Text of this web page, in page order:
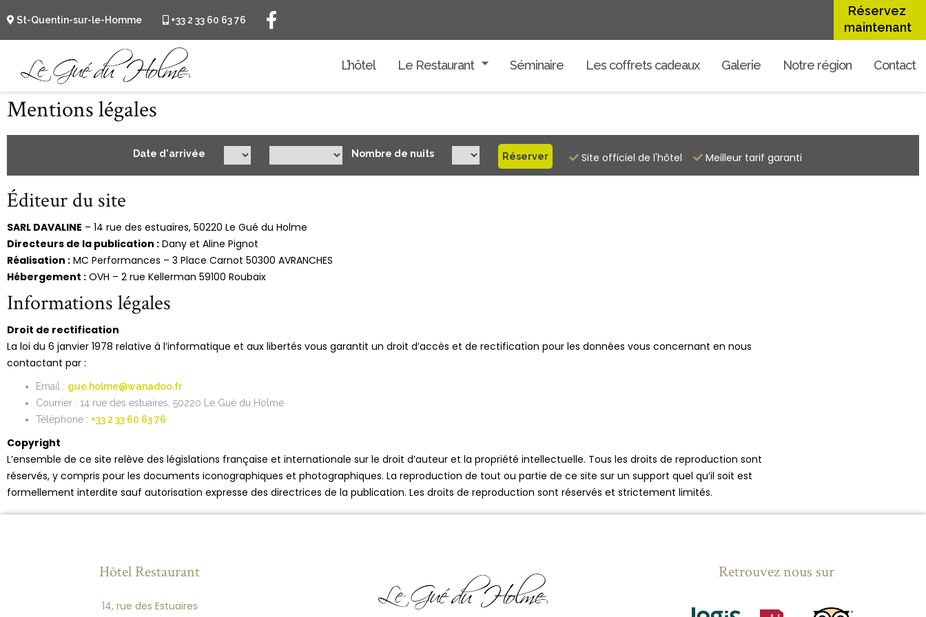
St-Quentin-sur-le-Homme +33 2 33 60 63 76
Réservez
maintenant
L’hôtel Le Restaurant Séminaire Les coffrets cadeaux Galerie Notre région Contact
Mentions légales
Date d'arrivée Nombre de nuits Site officiel de l'hôtel Meilleur tarif garanti
Éditeur du site
SARL DAVALINE – 14 rue des estuaires, 50220 Le Gué du Holme
Directeurs de la publication : Dany et Aline Pignot
Réalisation : MC Performances – 3 Place Carnot 50300 AVRANCHES
Hébergement : OVH – 2 rue Kellerman 59100 Roubaix
Informations légales
Droit de rectification
La loi du 6 janvier 1978 relative à l’informatique et aux libertés vous garantit un droit d’accès et de rectification pour les données vous concernant en nous
contactant par :
Email : gue.holme@wanadoo.fr
Courrier : 14 rue des estuaires, 50220 Le Gué du Holme
Téléphone : +33 2 33 60 63 76
Copyright
L’ensemble de ce site relève des législations française et internationale sur le droit d’auteur et la propriété intellectuelle. Tous les droits de reproduction sont
réservés, y compris pour les documents iconographiques et photographiques. La reproduction de tout ou partie de ce site sur un support quel qu’il soit est
formellement interdite sauf autorisation expresse des directrices de la publication. Les droits de reproduction sont réservés et strictement limités.
Hôtel Restaurant
14, rue des Estuaires
Retrouvez nous sur